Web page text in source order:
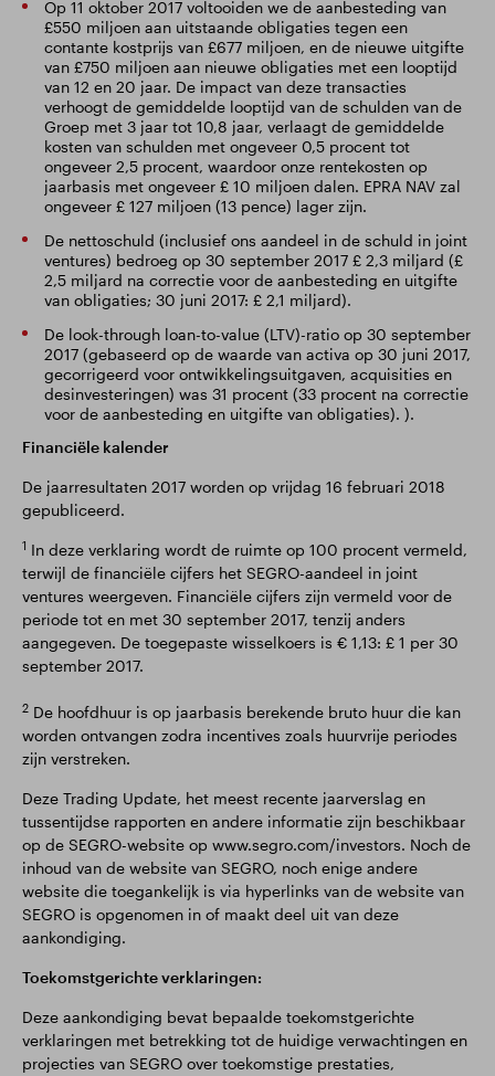
Op 11 oktober 2017 voltooiden we de aanbesteding van
£550 miljoen aan uitstaande obligaties tegen een
contante kostprijs van £677 miljoen, en de nieuwe uitgifte
van £750 miljoen aan nieuwe obligaties met een looptijd
van 12 en 20 jaar. De impact van deze transacties
verhoogt de gemiddelde looptijd van de schulden van de
Groep met 3 jaar tot 10,8 jaar, verlaagt de gemiddelde
kosten van schulden met ongeveer 0,5 procent tot
ongeveer 2,5 procent, waardoor onze rentekosten op
jaarbasis met ongeveer £ 10 miljoen dalen. EPRA NAV zal
ongeveer £ 127 miljoen (13 pence) lager zijn.
De nettoschuld (inclusief ons aandeel in de schuld in joint
ventures) bedroeg op 30 september 2017 £ 2,3 miljard (£
2,5 miljard na correctie voor de aanbesteding en uitgifte
van obligaties; 30 juni 2017: £ 2,1 miljard).
De look-through loan-to-value (LTV)-ratio op 30 september
2017 (gebaseerd op de waarde van activa op 30 juni 2017,
gecorrigeerd voor ontwikkelingsuitgaven, acquisities en
desinvesteringen) was 31 procent (33 procent na correctie
voor de aanbesteding en uitgifte van obligaties). ).
Financiële kalender
De jaarresultaten 2017 worden op vrijdag 16 februari 2018
gepubliceerd.
1 In deze verklaring wordt de ruimte op 100 procent vermeld,
terwijl de financiële cijfers het SEGRO-aandeel in joint
ventures weergeven. Financiële cijfers zijn vermeld voor de
periode tot en met 30 september 2017, tenzij anders
aangegeven. De toegepaste wisselkoers is € 1,13: £ 1 per 30
september 2017.
2 De hoofdhuur is op jaarbasis berekende bruto huur die kan
worden ontvangen zodra incentives zoals huurvrije periodes
zijn verstreken.
Deze Trading Update, het meest recente jaarverslag en
tussentijdse rapporten en andere informatie zijn beschikbaar
op de SEGRO-website op www.segro.com/investors. Noch de
inhoud van de website van SEGRO, noch enige andere
website die toegankelijk is via hyperlinks van de website van
SEGRO is opgenomen in of maakt deel uit van deze
aankondiging.
Toekomstgerichte verklaringen:
Deze aankondiging bevat bepaalde toekomstgerichte
verklaringen met betrekking tot de huidige verwachtingen en
projecties van SEGRO over toekomstige prestaties,